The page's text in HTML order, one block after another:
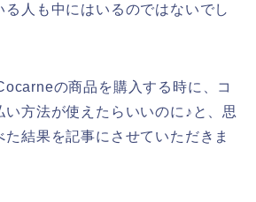
る人も中にはいるのではないでし
の商品を購入する時に、コ
い方法が使えたらいいのに♪と、思
た結果を記事にさせていただきま